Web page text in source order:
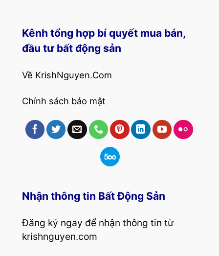
Kênh tổng hợp bí quyết mua bán,
đầu tư bất động sản
Về KrishNguyen.Com
Chính sách bảo mật
Nhận thông tin Bất Động Sản
Đăng ký ngay để nhận thông tin từ
krishnguyen.com